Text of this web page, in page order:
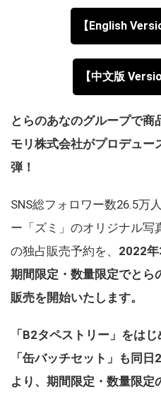
【English
【中文版
とらのあなのグループで商
モリ株式会社がプロデュ
弾！
SNS総フォロワー数26.5万
ー「ズミ」のオリジナル写
の独占販売予約を、 2022年
期間限定・数量限定でとら
販売を開始いたします。
「B2タペストリー」をは
「缶バッチセット」も同
より、期間限定・数量限定